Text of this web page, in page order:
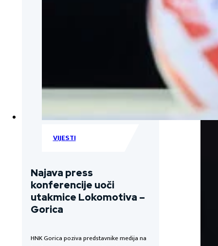
VIJESTI
Najava press
konferencije uoči
utakmice Lokomotiva –
Gorica
HNK Gorica poziva predstavnike medija na